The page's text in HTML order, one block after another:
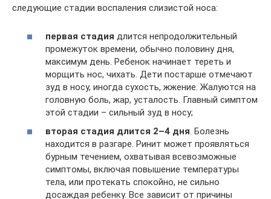
следующие стадии воспаления слизистой носа:
первая стадия длится непродолжительный
промежуток времени, обычно половину дня,
максимум день. Ребенок начинает тереть и
морщить нос, чихать. Дети постарше отмечают
зуд в носу, иногда сухость, жжение. Жалуются на
головную боль, жар, усталость. Главный симптом
этой стадии – сильный зуд в носу;
вторая стадия длится 2–4 дня. Болезнь
находится в разгаре. Ринит может проявляться
бурным течением, охватывая всевозможные
симптомы, включая повышение температуры
тела, или протекать спокойно, не сильно
досаждая ребенку. Все зависит от причины